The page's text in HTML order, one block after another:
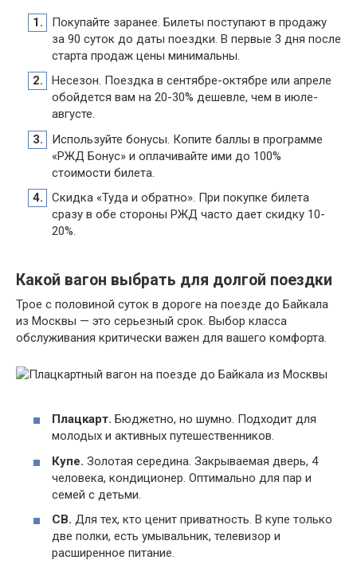
Покупайте заранее. Билеты поступают в продажу
за 90 суток до даты поездки. В первые 3 дня после
старта продаж цены минимальны.
Несезон. Поездка в сентябре-октябре или апреле
обойдется вам на 20-30% дешевле, чем в июле-
августе.
Используйте бонусы. Копите баллы в программе
«РЖД Бонус» и оплачивайте ими до 100%
стоимости билета.
Скидка «Туда и обратно». При покупке билета
сразу в обе стороны РЖД часто дает скидку 10-
20%.
Какой вагон выбрать для долгой поездки
Трое с половиной суток в дороге на поезде до Байкала
из Москвы — это серьезный срок. Выбор класса
обслуживания критически важен для вашего комфорта.
Плацкарт. Бюджетно, но шумно. Подходит для
молодых и активных путешественников.
Купе. Золотая середина. Закрываемая дверь, 4
человека, кондиционер. Оптимально для пар и
семей с детьми.
СВ. Для тех, кто ценит приватность. В купе только
две полки, есть умывальник, телевизор и
расширенное питание.